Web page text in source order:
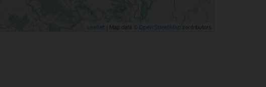
Leaflet | Map data © OpenStreetMap contributors